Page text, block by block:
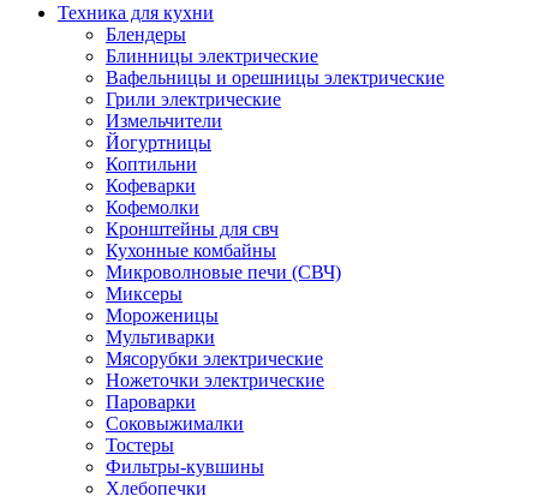
Техника для кухни
Блендеры
Блинницы электрические
Вафельницы и орешницы электрические
Грили электрические
Измельчители
Йогуртницы
Коптильни
Кофеварки
Кофемолки
Кронштейны для свч
Кухонные комбайны
Микроволновые печи (СВЧ)
Миксеры
Мороженицы
Мультиварки
Мясорубки электрические
Ножеточки электрические
Пароварки
Соковыжималки
Тостеры
Фильтры-кувшины
Хлебопечки